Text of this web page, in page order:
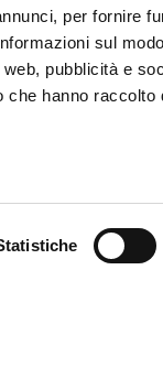
per fornire
sul
pubblicità e
hanno raccolto
ENVOYER
* sont